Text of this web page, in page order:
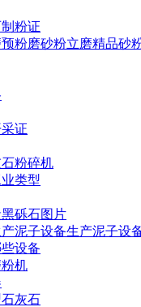
粉证
粉磨砂粉立磨精品砂
证
粉碎机
类型
砾石图片
泥子设备生产泥子设
设备
机
灰石